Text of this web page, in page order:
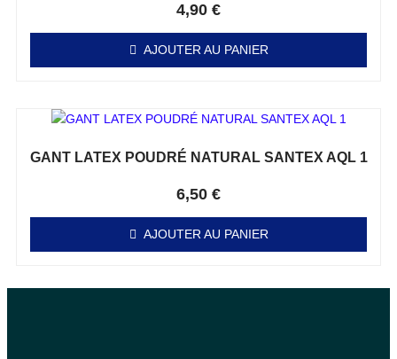
4,90 €
AJOUTER AU PANIER
GANT LATEX POUDRÉ NATURAL SANTEX AQL 1
6,50 €
AJOUTER AU PANIER